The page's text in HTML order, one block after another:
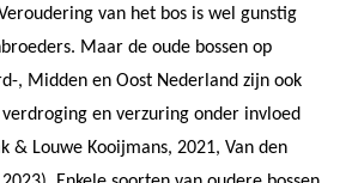
van het bos is wel gunstig
Maar de oude bossen op
, Midden en Oost Nederland zijn ook
en verzuring onder invloed
& Louwe Kooijmans, 2021, Van den